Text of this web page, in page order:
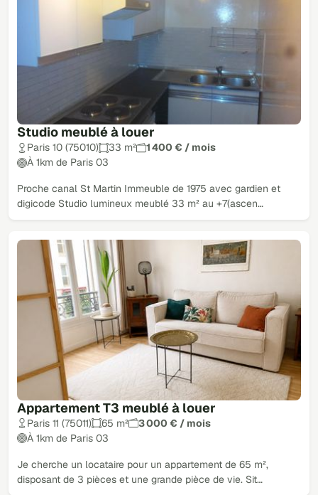
Studio meublé à louer
Paris 10 (75010) 33 m²
1 400 € / mois
À 1km de Paris 03
Proche canal St Martin Immeuble de 1975 avec gardien et
digicode Studio lumineux meublé 33 m² au +7(ascen…
Appartement T3 meublé à louer
Paris 11 (75011) 65 m²
3 000 € / mois
À 1km de Paris 03
Je cherche un locataire pour un appartement de 65 m²,
disposant de 3 pièces et une grande pièce de vie. Sit…